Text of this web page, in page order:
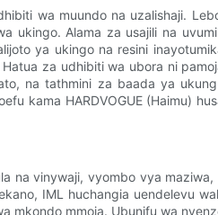
wa muundo na uzalishaji.
ukingo. Alama za usajili na
ya ukingo na resini
za udhibiti wa ubora ni
na tathmini za baada ya
kama HARDVOGUE (Haimu)
na vinywaji, vyombo vya
IML huchangia uendelevu
mkondo mmoja. Ubunifu wa